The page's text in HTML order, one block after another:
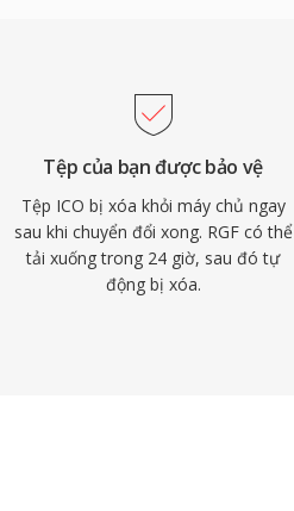
Tệp của bạn được bảo vệ
Tệp ICO bị xóa khỏi máy chủ ngay
sau khi chuyển đổi xong. RGF có thể
tải xuống trong 24 giờ, sau đó tự
động bị xóa.